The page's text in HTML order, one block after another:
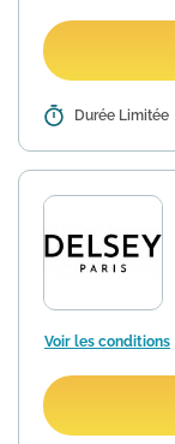
Détails :
plus
Durée Limitée
Voir les conditions